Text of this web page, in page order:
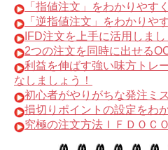
「指値注文」をわかりやすく
「逆指値注文」をわかりや
IFD注文を上手に活用しまし
2つの注文を同時に出せる
利益を伸ばす強い味方トレ
なしましょう！
初心者がやりがちな発注ミ
損切りポイントの設定をわ
究極の注文方法ＩＦＤＯＣ